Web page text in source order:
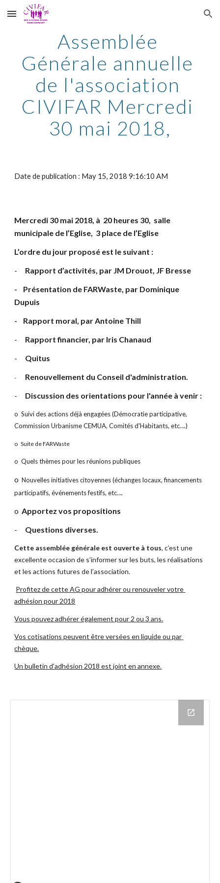
Skip to main content Skip to navigation
Assemblée
Générale annuelle
de l'association
CIVIFAR Mercredi
30 mai 2018,
Date de publication : May 15, 2018 9:16:10 AM
Mercredi 30 mai 2018, à  20 heures 30,  salle
municipale de l’Eglise,  3 place de l’Eglise
L’ordre du jour proposé est le suivant :
-
Rapport d’activités, par JM Drouot, JF Bresse
-    Présentation de FARWaste, par Dominique
Dupuis
-    Rapport moral, par Antoine Thill
-
Rapport financier, par Iris Chanaud
-
Quitus
-
Renouvellement du Conseil d'administration.
-
Discussion des orientations pour l'année à venir :
o Suivi des actions déjà engagées (Démocratie participative,
Commission Urbanisme CEMUA, Comités d'Habitants, etc….)
o Suite de FARWaste
o Quels thèmes pour les réunions publiques
o Nouvelles initiatives citoyennes (échanges locaux, financements
participatifs, événements festifs, etc….
o Apportez vos propositions
-
Questions diverses.
Cette assemblée générale est ouverte à tous, c’est une
excellente occasion de s’informer sur les buts, les réalisations
et les actions futures de l’association.
Profitez de cette AG pour adhérer ou renouveler votre
adhésion pour 2018
Vous pouvez adhérer également pour 2 ou 3 ans.
Vos cotisations peuvent être versées en liquide ou par
chèque.
Un bulletin d’adhésion 2018 est joint en annexe.